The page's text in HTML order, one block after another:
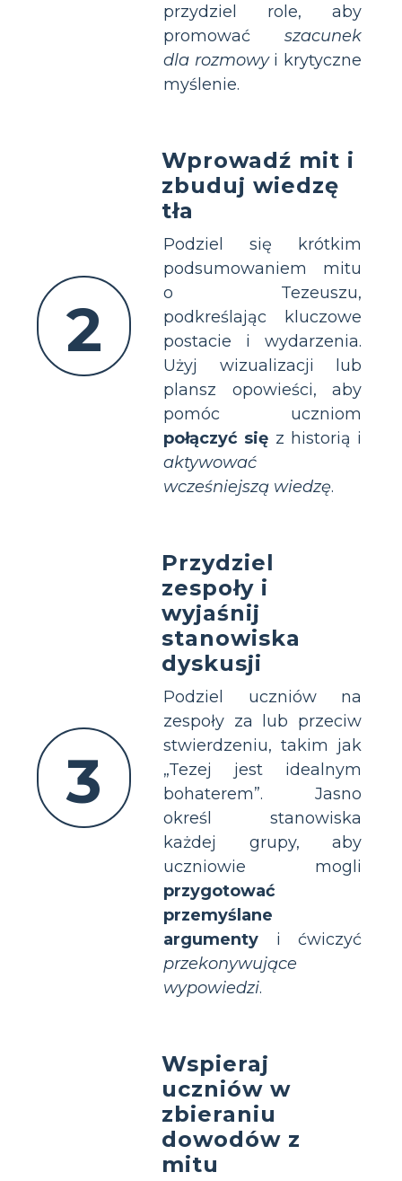
przydziel role, aby
promować szacunek
dla rozmowyi krytyczne
myślenie.
2
Wprowadź mit i
zbuduj wiedzę
tła
Podziel się krótkim
podsumowaniem mitu
o Tezeuszu,
podkreślając kluczowe
postacie i wydarzenia.
Użyj wizualizacji lub
plansz opowieści, aby
pomóc uczniom
połączyć się z historią i
aktywować
wcześniejszą wiedzę.
3
Przydziel
zespoły i
wyjaśnij
stanowiska
dyskusji
Podziel uczniów na
zespoły za lub przeciw
stwierdzeniu, takim jak
„Tezej jest idealnym
bohaterem”. Jasno
określ stanowiska
każdej grupy, aby
uczniowie mogli
przygotować
przemyślane
argumenty i ćwiczyć
przekonywujące
wypowiedzi.
Wspieraj
uczniów w
zbieraniu
dowodów z
mitu